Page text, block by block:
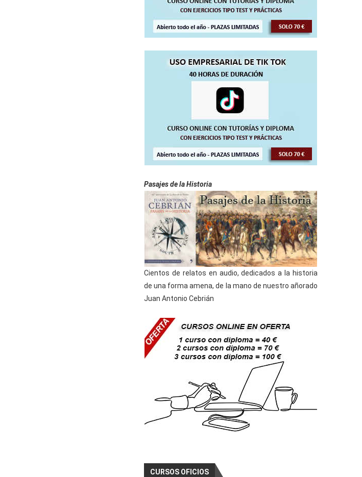
Pasajes de la Historia
Cientos de relatos en audio, dedicados a la historia
de una forma amena, de la mano de nuestro añorado
Juan Antonio Cebrián
CURSOS OFICIOS